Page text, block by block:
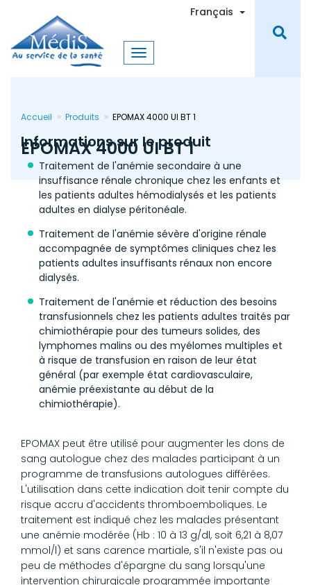
contenu
principal
Français Toggle
Accueil Produits EPOMAX 4000 UI BT 1
EPOMAX 4000 UI BT 1
Informations sur le produit
Traitement de l'anémie secondaire à une
insuffisance rénale chronique chez les enfants et
les patients adultes hémodialysés et les patients
adultes en dialyse péritonéale.
Traitement de l'anémie sévère d'origine rénale
accompagnée de symptômes cliniques chez les
patients adultes insuffisants rénaux non encore
dialysés.
Traitement de l'anémie et réduction des besoins
transfusionnels chez les patients adultes traités par
chimiothérapie pour des tumeurs solides, des
lymphomes malins ou des myélomes multiples et
à risque de transfusion en raison de leur état
général (par exemple état cardiovasculaire,
anémie préexistante au début de la
chimiothérapie).
EPOMAX peut être utilisé pour augmenter les dons de
sang autologue chez des malades participant à un
programme de transfusions autologues différées.
L'utilisation dans cette indication doit tenir compte du
risque accru d'accidents thromboemboliques. Le
traitement est indiqué chez les malades présentant
une anémie modérée (Hb : 10 à 13 g/dl, soit 6,21 à 8,07
mmol/l) et sans carence martiale, s'il n'existe pas ou
peu de méthodes d'épargne du sang lorsqu'une
intervention chirurgicale programmée importante